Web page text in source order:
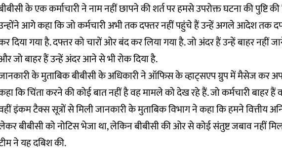
के एक कर्माचारी ने नाम नहीं छापने की शर्त पर हमसे उपरोक्त घटना की पुष्टि
आगे कहा कि जो कर्मचारी अभी तक दफ्तर नहीं पहुंचे हैं उन्हें अगले आदेश तक
दिया गया है. दफ्तर को चारों ओर बंद कर लिया गया है. जो अंदर हैं उन्हें बाहर नहीं
जो बाहर हैं उन्हें अंदर आने से भी रोक दिया है.
के मुताबिक बीबीसी के अधिकारी ने ऑफिस के व्हाट्सएप ग्रुप में मैसेज कर
कि चिंता करने की कोई बात नहीं है वह मामले को देख रहे हैं. जो कर्मचारी बाहर
इंकम टैक्स सूत्रों से मिली जानकारी के मुताबिक विभाग ने कहा कि हमने वित्तीय
बीबीसी को नोटिस भेजा था, लेकिन बीबीसी की ओर से कोई संतुष्ट जबाव नहीं
ने यह दबिश की.